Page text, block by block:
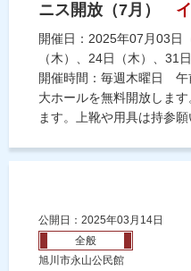
ニス開放（7月）
開催日：2025年07月03日
（木）、24日（木）、31日
開催時間：毎週木曜日 午
大ホールを無料開放しま
ます。上靴や用具は持参願
公開日：2025年03月14日
全般
旭川市永山公民館